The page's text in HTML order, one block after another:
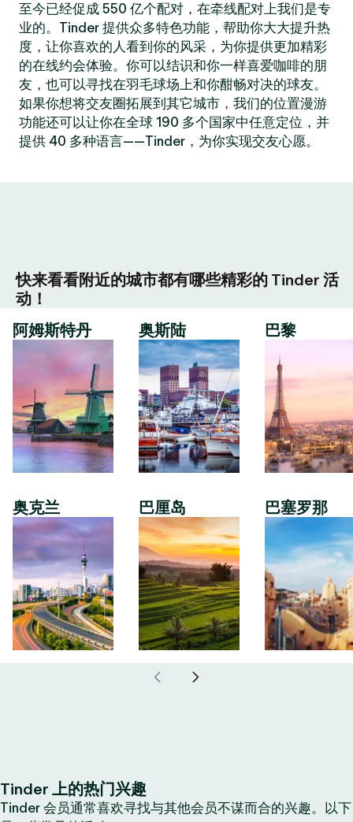
至今已经促成 550 亿个配对，在牵线配对上我们是专
业的。Tinder 提供众多特色功能，帮助你大大提升热
度，让你喜欢的人看到你的风采，为你提供更加精彩
的在线约会体验。你可以结识和你一样喜爱咖啡的朋
友，也可以寻找在羽毛球场上和你酣畅对决的球友。
如果你想将交友圈拓展到其它城市，我们的位置漫游
功能还可以让你在全球 190 多个国家中任意定位，并
提供 40 多种语言——Tinder，为你实现交友心愿。
快来看看附近的城市都有哪些精彩的 Tinder 活
动！
阿姆斯特丹
奥克兰
奥斯陆
巴厘岛
巴黎
巴塞罗那
Tinder 上的热门兴趣
Tinder 会员通常喜欢寻找与其他会员不谋而合的兴趣。以下